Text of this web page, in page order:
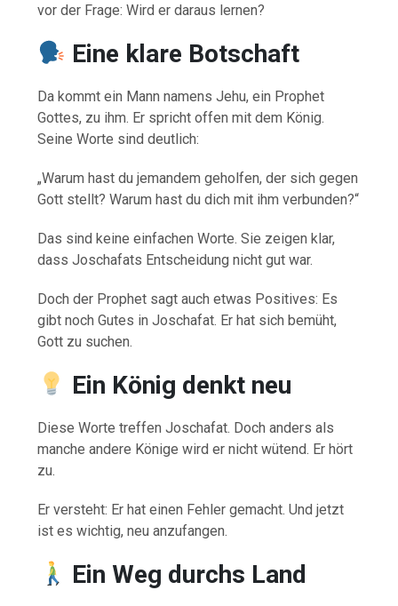
vor der Frage: Wird er daraus lernen?
Eine klare Botschaft
Da kommt ein Mann namens Jehu, ein Prophet
Gottes, zu ihm. Er spricht offen mit dem König.
Seine Worte sind deutlich:
„Warum hast du jemandem geholfen, der sich gegen
Gott stellt? Warum hast du dich mit ihm verbunden?“
Das sind keine einfachen Worte. Sie zeigen klar,
dass Joschafats Entscheidung nicht gut war.
Doch der Prophet sagt auch etwas Positives: Es
gibt noch Gutes in Joschafat. Er hat sich bemüht,
Gott zu suchen.
Ein König denkt neu
Diese Worte treffen Joschafat. Doch anders als
manche andere Könige wird er nicht wütend. Er hört
zu.
Er versteht: Er hat einen Fehler gemacht. Und jetzt
ist es wichtig, neu anzufangen.
Ein Weg durchs Land